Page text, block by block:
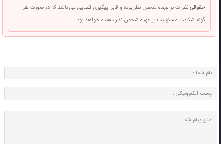
حقوقینظرات بر عهده شخص نظر بوده و قابل پیگیری قضایی می باشد که در صورت هر
گونه شکایت مسئولیت بر عهده شخص نظر دهنده خواهد بود.